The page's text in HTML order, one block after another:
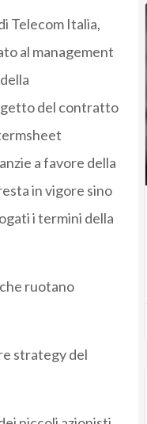
Telecom Italia,
al management
del contratto
a favore della
in vigore sino
i termini della
ruotano
strategy del